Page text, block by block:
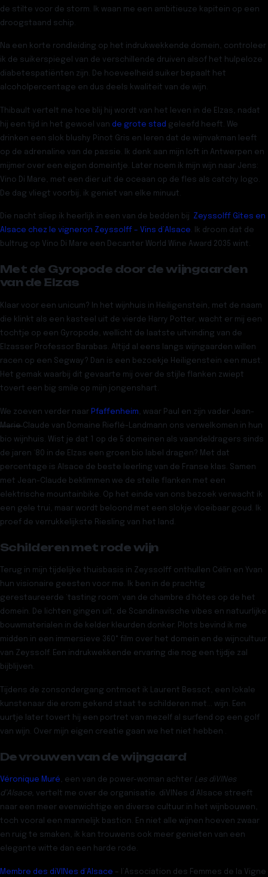
de stilte voor de storm. Ik waan me een ambitieuze kapitein op een
droogstaand schip.
Na een korte rondleiding op het indrukwekkende domein, controleer
ik de suikerspiegel van de verschillende druiven alsof het hulpeloze
diabetespatiënten zijn. De hoeveelheid suiker bepaalt het
alcoholpercentage en dus deels kwaliteit van de wijn.
Thibault vertelt me hoe blij hij wordt van het leven in de Elzas, nadat
hij een tijd in het gewoel van de grote stad geleefd heeft. We
drinken een slok blushy Pinot Gris en leren dat de wijnvakman leeft
op de adrenaline van de passie. Ik denk aan mijn loft in Antwerpen en
mijmer over een eigen domeintje. Later noem ik mijn wijn naar Jens:
Vino Di Mare, met een dier uit de oceaan op de fles als catchy logo.
De dag vliegt voorbij, ik geniet van elke minuut.
Die nacht sliep ik heerlijk in een van de bedden bij Zeyssolff Gîtes en
Alsace chez le vigneron Zeyssolff – Vins d’Alsace. Ik droom dat de
bultrug op Vino Di Mare een Decanter World Wine Award 2035 wint.
Met de Gyropode door de wijngaarden
van de Elzas
Klaar voor een unicum? In het wijnhuis in Heiligenstein, met de naam
die klinkt als een kasteel uit de vierde Harry Potter, wacht er mij een
tochtje op een Gyropode, wellicht de laatste uitvinding van de
Elzasser Professor Barabas. Altijd al eens langs wijngaarden willen
racen op een Segway? Dan is een bezoekje Heiligenstein een must.
Het gemak waarbij dit gevaarte mij over de stijle flanken zwiept
tovert een big smile op mijn jongenshart.
We zoeven verder naar Pfaffenheim , waar Paul en zijn vader Jean-
MarieClaude van Domaine Rieflé-Landmann ons verwelkomen in hun
bio wijnhuis. Wist je dat 1 op de 5 domeinen als vaandeldragers sinds
de jaren ‘80 in de Elzas een groen bio label dragen? Met dat
percentage is Alsace de beste leerling van de Franse klas. Samen
met Jean-Claude beklimmen we de steile flanken met een
elektrische mountainbike. Op het einde van ons bezoek verwacht ik
een gele trui, maar wordt beloond met een slokje vloeibaar goud. Ik
proef de verrukkelijkste Riesling van het land.
Schilderen met rode wijn
Terug in mijn tijdelijke thuisbasis in Zeyssolff onthullen Célin en Yvan
hun visionaire geesten voor me. Ik ben in de prachtig
gerestaureerde ‘tasting room’ van de chambre d’hôtes op de het
domein. De lichten gingen uit, de Scandinavische vibes en natuurlijke
bouwmaterialen in de kelder kleurden donker. Plots bevind ik me
midden in een immersieve 360° film over het domein en de wijncultuur
van Zeyssolf. Een indrukwekkende ervaring die nog een tijdje zal
bijblijven.
Tijdens de zonsondergang ontmoet ik Laurent Bessot, een lokale
kunstenaar die erom gekend staat te schilderen met… wijn. Een
uurtje later tovert hij een portret van mezelf al surfend op een golf
van wijn. Over mijn eigen creatie gaan we het niet hebben .
De vrouwen van de wijngaard
Véronique Muré, een van de power-woman achter Les diVINes
d’Alsace, vertelt me over de organisatie. diVINes d’Alsace streeft
naar een meer evenwichtige en diverse cultuur in het wijnbouwen,
toch vooral een mannelijk bastion. En niet alle wijnen hoeven zwaar
en ruig te smaken, ik kan trouwens ook meer genieten van een
elegante witte dan een harde rode.
Membre des diVINes d’Alsace – l’Association des Femmes de la Vigne